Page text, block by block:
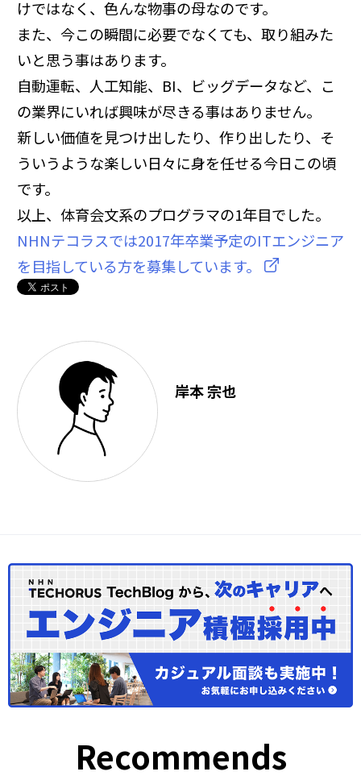
けではなく、色んな物事の母なのです。
また、今この瞬間に必要でなくても、取り組みた
いと思う事はあります。
自動運転、人工知能、BI、ビッグデータなど、こ
の業界にいれば興味が尽きる事はありません。
新しい価値を見つけ出したり、作り出したり、そ
ういうような楽しい日々に身を任せる今日この頃
です。
以上、体育会文系のプログラマの1年目でした。
NHNテコラスでは2017年卒業予定のITエンジニア
を目指している方を募集しています。
岸本 宗也
Recommends